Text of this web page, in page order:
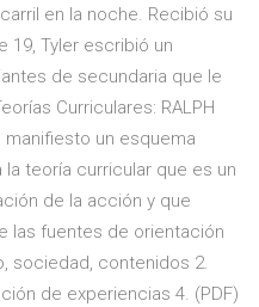
en la noche. Recibió su
19, Tyler escribió un
de secundaria que le
Curriculares: RALPH
manifiesto un esquema
teoría curricular que es un
de la acción y que
las fuentes de orientación
sociedad, contenidos 2.
de experiencias 4. (PDF)